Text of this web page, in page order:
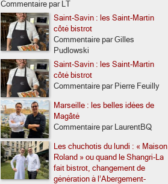
Commentaire par LT
Saint-Savin : les Saint-Martin
côté bistrot
Commentaire par Gilles
Pudlowski
Saint-Savin : les Saint-Martin
côté bistrot
Commentaire par Pierre Feuilly
Marseille : les belles idées de
Magâté
Commentaire par LaurentBQ
Les chuchotis du lundi : « Maison
Roland » ou quand le Shangri-La
fait bistrot, changement de
génération à l’Abergement-